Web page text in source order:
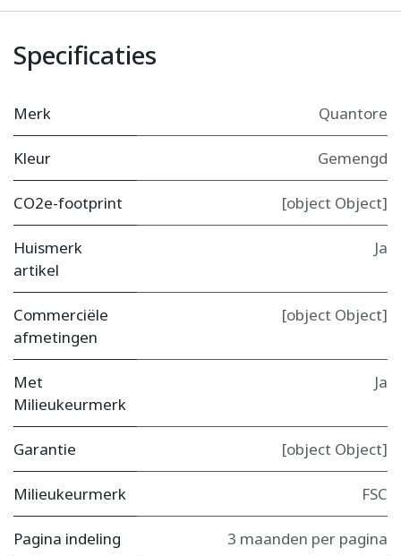
Specificaties
Merk Quantore
Kleur Gemengd
CO2e-footprint [object Object]
Huismerk
artikel
Ja
Commerciële
afmetingen
[object Object]
Met
Milieukeurmerk
Ja
Garantie [object Object]
Milieukeurmerk FSC
Pagina indeling 3 maanden per pagina